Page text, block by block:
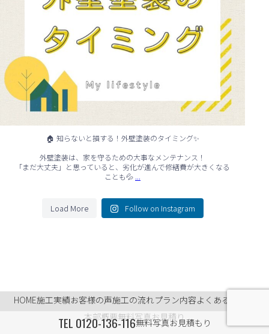
🏠 知らないと損する！外壁塗装のタイミング✨
外壁塗装は、家を守るための大事なメンテナンス！
「まだ大丈夫」と思っていると、劣化が進んで修繕費が大きくなる
ことも💦 ...
Load More Follow on Instagram
HOME施工実績お客様の声施工の流れプラン内容よくあるご質問
本部概要無料写真お見積り
TEL 0120-136-116無料写真お見積もり